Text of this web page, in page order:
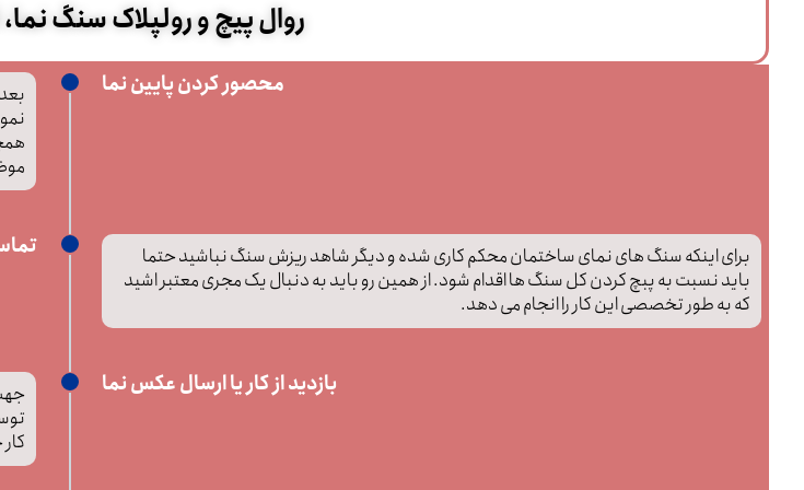
روال پیچ و رولپلاک سنگ نما،
محصور کردن پایین نما
برای اینکه سنگ های نمای ساختمان محکم کاری شده و دیگر شاهد ریزش سنگ نباشید حتما
باید نسبت به پبچ کردن کل سنگ ها اقدام شود. از همین رو باید به دنبال یک مجری معتبر اشید
که به طور تخصصی این کار را انجام می دهد.
بازدید از کار یا ارسال عکس نما